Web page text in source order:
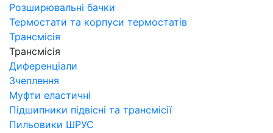
Розширювальні бачки
Термостати та корпуси термостатів
Трансмісія
Трансмісія
Диференціали
Зчеплення
Муфти еластичні
Підшипники підвісні та трансмісії
Пильовики ШРУС